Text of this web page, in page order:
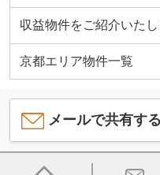
収益物件をご紹介いたし
京都エリア物件一覧
メールで共有する